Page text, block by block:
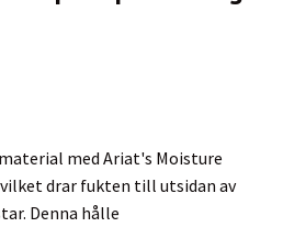
med Ariat's Moisture
drar fukten till utsidan av
Denna hålle